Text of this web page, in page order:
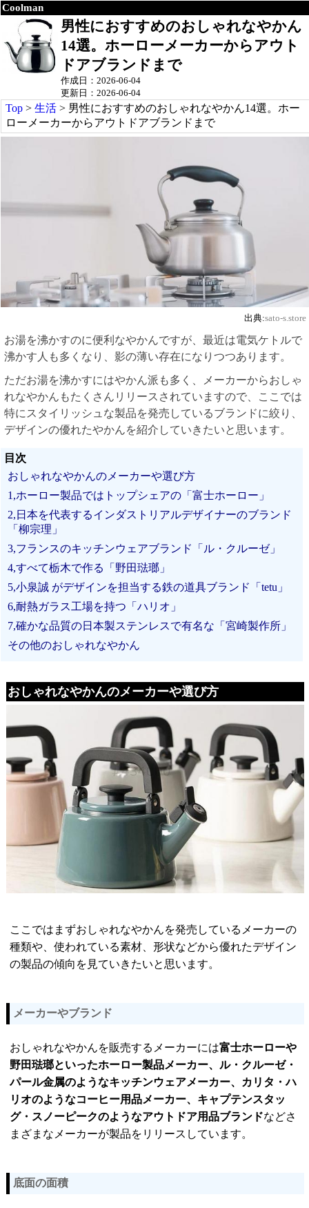
Coolman
男性におすすめのおしゃれなやかん
14選。ホーローメーカーからアウト
ドアブランドまで
作成日：2026-06-04
更新日：2026-06-04
Top > 生活 > 男性におすすめのおしゃれなやかん14選。ホー
ローメーカーからアウトドアブランドまで
出典:sato-s.store
お湯を沸かすのに便利なやかんですが、最近は電気ケトルで
沸かす人も多くなり、影の薄い存在になりつつあります。
ただお湯を沸かすにはやかん派も多く、メーカーからおしゃ
れなやかんもたくさんリリースされていますので、ここでは
特にスタイリッシュな製品を発売しているブランドに絞り、
デザインの優れたやかんを紹介していきたいと思います。
目次
おしゃれなやかんのメーカーや選び方
1,ホーロー製品ではトップシェアの「富士ホーロー」
2,日本を代表するインダストリアルデザイナーのブランド
「柳宗理」
3,フランスのキッチンウェアブランド「ル・クルーゼ」
4,すべて栃木で作る「野田琺瑯」
5,小泉誠 がデザインを担当する鉄の道具ブランド「tetu」
6,耐熱ガラス工場を持つ「ハリオ」
7,確かな品質の日本製ステンレスで有名な「宮崎製作所」
その他のおしゃれなやかん
おしゃれなやかんのメーカーや選び方
ここではまずおしゃれなやかんを発売しているメーカーの
種類や、使われている素材、形状などから優れたデザイン
の製品の傾向を見ていきたいと思います。
メーカーやブランド
おしゃれなやかんを販売するメーカーには富士ホーローや
野田琺瑯といったホーロー製品メーカー、ル・クルーゼ・
パール金属のようなキッチンウェアメーカー、カリタ・ハ
リオのようなコーヒー用品メーカー、キャプテンスタッ
グ・スノーピークのようなアウトドア用品ブランドなどさ
まざまなメーカーが製品をリリースしています。
底面の面積